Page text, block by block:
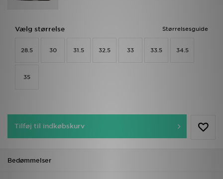
Størrelsesguide
Vælg størrelse
28.5 30 31.5 32.5 33 33.5 34.5
35
Tilføj til indkøbskurv
Bedømmelser